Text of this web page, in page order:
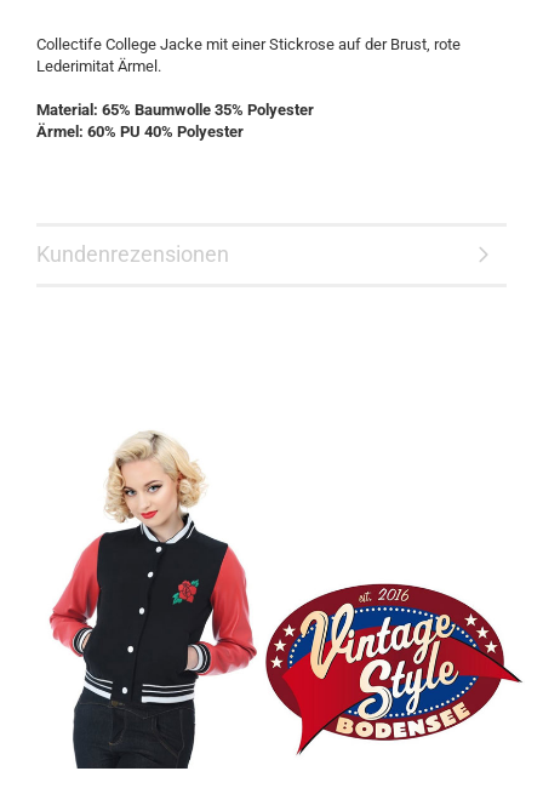
Collectife College Jacke mit einer Stickrose auf der Brust, rote
Lederimitat Ärmel.
Material: 65% Baumwolle 35% Polyester
Ärmel: 60% PU 40% Polyester
Kundenrezensionen